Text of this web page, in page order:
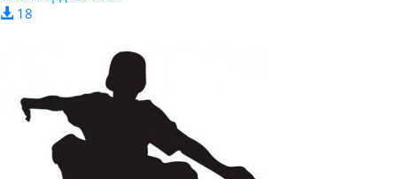
18